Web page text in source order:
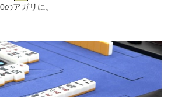
アガリに。